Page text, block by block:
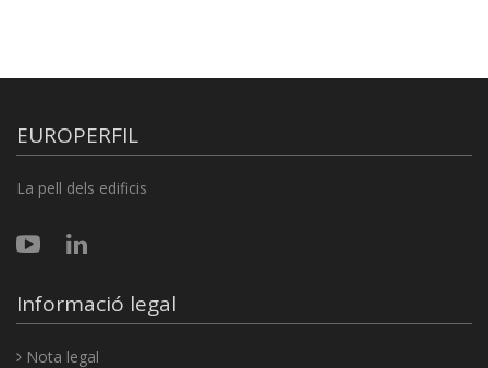
EUROPERFIL
La pell dels edificis
Informació legal
Nota legal